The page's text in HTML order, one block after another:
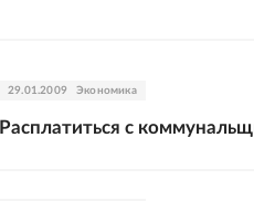
29.01.2009 Экономика
Расплатиться с